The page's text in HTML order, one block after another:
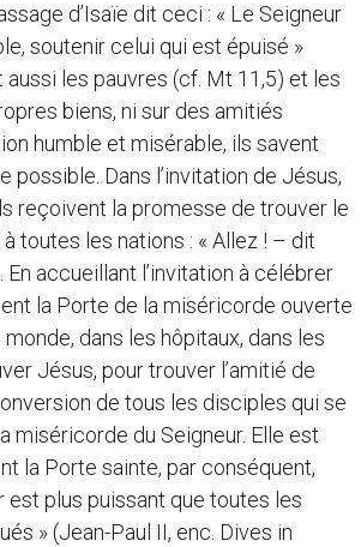
d’Isaïe dit ceci : « Le Seigneur
soutenir celui qui est épuisé »
aussi les pauvres (cf. Mt 11,5) et les
biens, ni sur des amitiés
humble et misérable, ils savent
possible. Dans l’invitation de Jésus,
reçoivent la promesse de trouver le
toutes les nations : « Allez ! – dit
accueillant l’invitation à célébrer
la Porte de la miséricorde ouverte
dans les hôpitaux, dans les
Jésus, pour trouver l’amitié de
de tous les disciples qui se
miséricorde du Seigneur. Elle est
la Porte sainte, par conséquent,
est plus puissant que toutes les
» (Jean-Paul II, enc. Dives in